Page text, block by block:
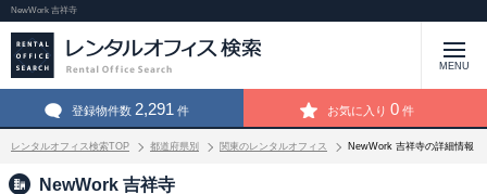
NewWork 吉祥寺
MENU
登録物件数 2,291 件 お気に入り 0 件
レンタルオフィス検索TOP 都道府県別 関東のレンタルオフィス NewWork 吉祥寺の詳細情報
NewWork 吉祥寺